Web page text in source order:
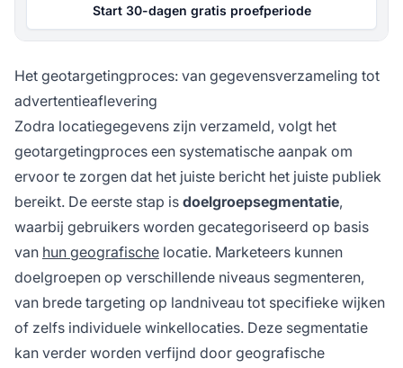
Start 30-dagen gratis proefperiode
Het geotargetingproces: van gegevensverzameling tot
advertentieaflevering
Zodra locatiegegevens zijn verzameld, volgt het
geotargetingproces een systematische aanpak om
ervoor te zorgen dat het juiste bericht het juiste publiek
bereikt. De eerste stap is doelgroepsegmentatie,
waarbij gebruikers worden gecategoriseerd op basis
van hun geografische locatie. Marketeers kunnen
doelgroepen op verschillende niveaus segmenteren,
van brede targeting op landniveau tot specifieke wijken
of zelfs individuele winkellocaties. Deze segmentatie
kan verder worden verfijnd door geografische